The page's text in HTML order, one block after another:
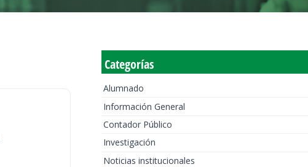
Categorías
Alumnado
Información General
Contador Público
Investigación
Noticias institucionales